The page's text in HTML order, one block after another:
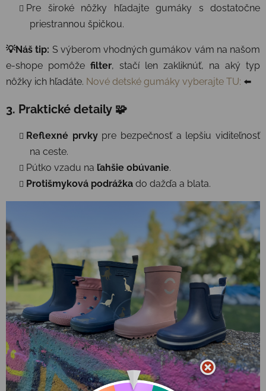
Pre široké nôžky hľadajte gumáky s dostatočne
priestrannou špičkou.
💡Náš tip: S výberom vhodných gumákov vám na našom
e-shope pomôže filter, stačí len zakliknúť, na aký typ
nôžky ich hľadáte. Nové detské gumáky vyberajte TU: ⬅️
3. Praktické detaily 🧩
Reflexné prvkypre bezpečnosť a lepšiu viditeľnosť
na ceste.
Pútko vzadu na ľahšie obúvanie.
Protišmyková podrážka do dažďa a blata.